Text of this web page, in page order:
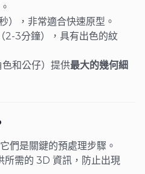
），非常適合快速原型。
2-3分鐘），具有出色的紋
和公仔）提供最大的幾何細
們是關鍵的預處理步驟。
所需的 3D 資訊，防止出現